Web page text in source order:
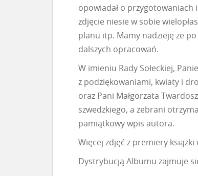
opowiadał o przygotowaniach
zdjęcie niesie w sobie
planu itp. Mamy nadzieję że
dalszych opracowań.
W imieniu Rady Sołeckiej,
z podziękowaniami, kwiaty i
oraz Pani Małgorzata
szwedzkiego, a zebrani
pamiątkowy wpis autora.
Więcej zdjęć z premiery
Dystrybucją Albumu zajmuje